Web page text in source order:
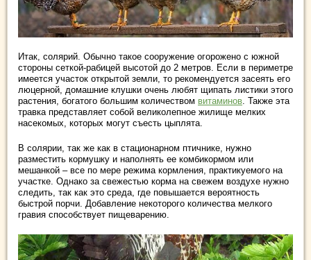
Итак, солярий. Обычно такое сооружение огорожено с южной
стороны сеткой-рабицей высотой до 2 метров. Если в периметре
имеется участок открытой земли, то рекомендуется засеять его
люцерной, домашние клушки очень любят щипать листики этого
растения, богатого большим количеством витаминов. Также эта
травка представляет собой великолепное жилище мелких
насекомых, которых могут съесть цыплята.
В солярии, так же как в стационарном птичнике, нужно
разместить кормушку и наполнять ее комбикормом или
мешанкой – все по мере режима кормления, практикуемого на
участке. Однако за свежестью корма на свежем воздухе нужно
следить, так как это среда, где повышается вероятность
быстрой порчи. Добавление некоторого количества мелкого
гравия способствует пищеварению.